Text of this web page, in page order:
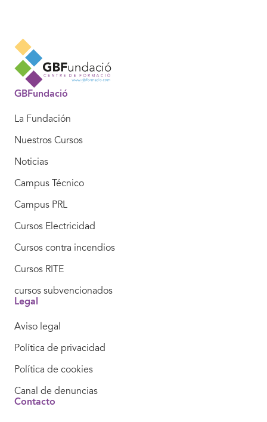
GBFundació
La Fundación
Nuestros Cursos
Noticias
Campus Técnico
Campus PRL
Cursos Electricidad
Cursos contra incendios
Cursos RITE
cursos subvencionados
Legal
Aviso legal
Política de privacidad
Política de cookies
Canal de denuncias
Contacto